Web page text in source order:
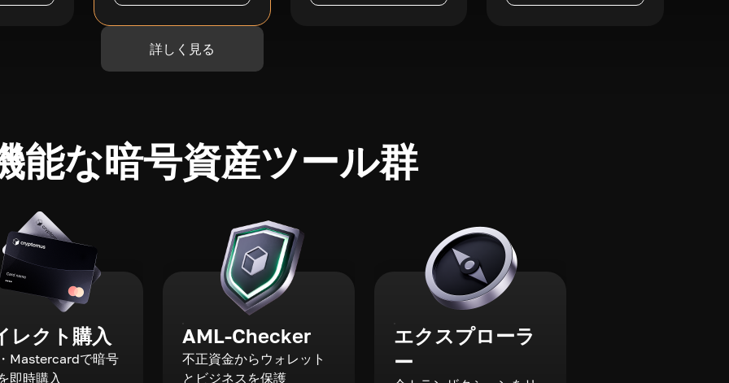
詳しく見る
能な暗号資産ツール群
レクト購入
Mastercardで暗号
即時購入
AML-Checker
不正資金からウォレット
とビジネスを保護
エクスプローラ
ー